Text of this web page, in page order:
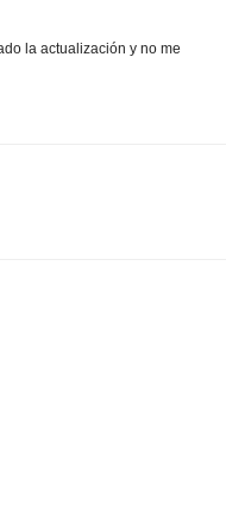
la actualización y no me